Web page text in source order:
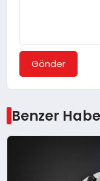
Gönder
Benzer